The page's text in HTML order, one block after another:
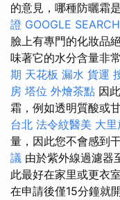
的意見，哪種防曬霜
證 GOOGLE
臉上有專門的化妝品
味著它的水分含量非
期 天花板 漏水 貨運
房 塔位 外燴茶點 因
霜，例如透明質酸或
台北 法令紋醫美 大
量，因此您不會感到
議 由於紫外線過濾器
此最好在家里或更衣
在申請後僅15分鐘就